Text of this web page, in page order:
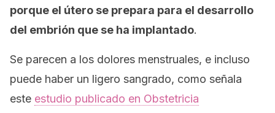
porque el útero se prepara para el desarrollo
del embrión que se ha implantado.
Se parecen a los dolores menstruales, e incluso
puede haber un ligero sangrado, como señala
este estudio publicado en Obstetricia